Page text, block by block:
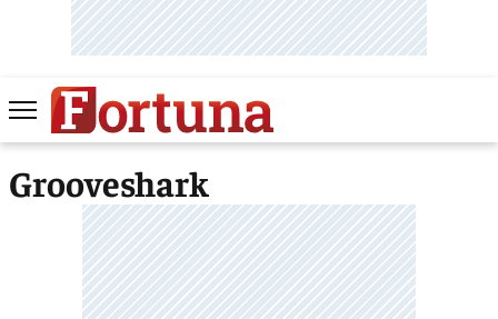
Grooveshark